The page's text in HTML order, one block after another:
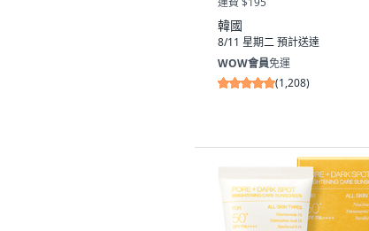
韓國
8/11 星期二預計送達
WOW會員免運
(1,208)